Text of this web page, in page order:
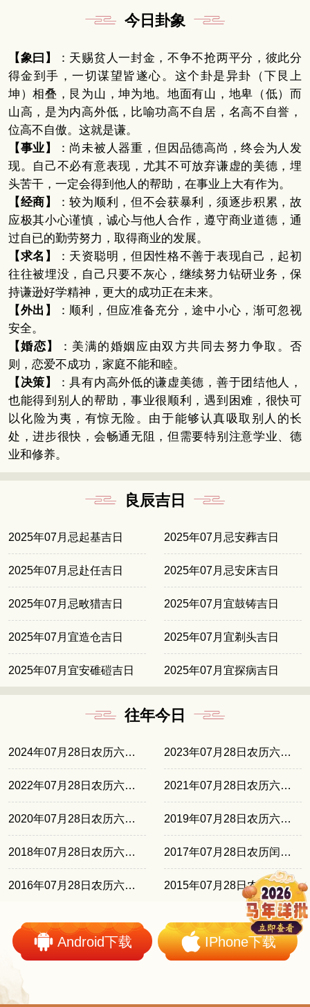
今日卦象
【象曰】
：天赐贫人一封金，不争不抢两平分，彼此分
得金到手，一切谋望皆遂心。这个卦是异卦（下艮上
坤）相叠，艮为山，坤为地。地面有山，地卑（低）而
山高，是为内高外低，比喻功高不自居，名高不自誉，
位高不自傲。这就是谦。
【事业】
：尚未被人器重，但因品德高尚，终会为人发
现。自己不必有意表现，尤其不可放弃谦虚的美德，埋
头苦干，一定会得到他人的帮助，在事业上大有作为。
【经商】
：较为顺利，但不会获暴利，须逐步积累，故
应极其小心谨慎，诚心与他人合作，遵守商业道德，通
过自已的勤劳努力，取得商业的发展。
【求名】
：天资聪明，但因性格不善于表现自己，起初
往往被埋没，自己只要不灰心，继续努力钻研业务，保
持谦逊好学精神，更大的成功正在未来。
【外出】
：顺利，但应准备充分，途中小心，渐可忽视
安全。
【婚恋】
：美满的婚姻应由双方共同去努力争取。否
则，恋爱不成功，家庭不能和睦。
【决策】
：具有内高外低的谦虚美德，善于团结他人，
也能得到别人的帮助，事业很顺利，遇到困难，很快可
以化险为夷，有惊无险。由于能够认真吸取别人的长
处，进步很快，会畅通无阻，但需要特别注意学业、德
业和修养。
良辰吉日
2025年07月忌起基吉日 2025年07月忌安葬吉日
2025年07月忌赴任吉日 2025年07月忌安床吉日
2025年07月忌畋猎吉日 2025年07月宜鼓铸吉日
2025年07月宜造仓吉日 2025年07月宜剃头吉日
2025年07月宜安碓磑吉日 2025年07月宜探病吉日
往年今日
2024年07月28日农历六月廿三 2023年07月28日农历六月十一
2022年07月28日农历六月三十 2021年07月28日农历六月十九
2020年07月28日农历六月初八 2019年07月28日农历六月廿六
2018年07月28日农历六月十六 2017年07月28日农历闰六月初六
2016年07月28日农历六月廿五 2015年07月28日农历六月十三
Android下载 IPhone下载